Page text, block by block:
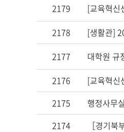
2179 [교육혁신
2178
[생활관]
2177
대학원 규
2176
[교육혁신
2175
행정사무
2174
［경기